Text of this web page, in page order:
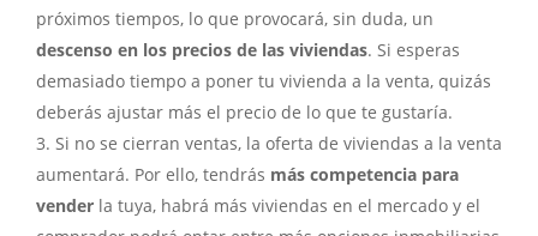
próximos tiempos, lo que provocará, sin duda, un
descenso en los precios de las viviendas. Si esperas
demasiado tiempo a poner tu vivienda a la venta, quizás
deberás ajustar más el precio de lo que te gustaría.
Si no se cierran ventas, la oferta de viviendas a la venta
aumentará. Por ello, tendrás más competencia para
vender la tuya, habrá más viviendas en el mercado y el